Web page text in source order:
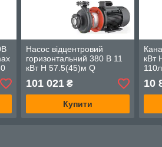
Насос відцентровий
горизонтальний 380 В 11
кВт H 57.5(45)м Q
XST50-200/110 (7715903)
101 021₴
Купити
кВт
10